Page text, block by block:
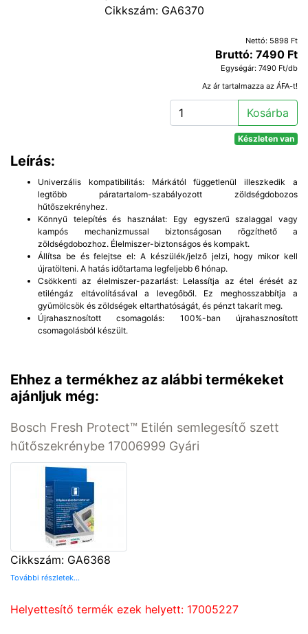
Cikkszám: GA6370
Nettó: 5898 Ft
Bruttó: 7490 Ft
Egységár: 7490 Ft/db
Az ár tartalmazza az ÁFA-t!
Kosárba
Készleten van
Leírás:
Univerzális kompatibilitás: Márkától függetlenül illeszkedik a
legtöbb páratartalom-szabályozott zöldségdobozos
hűtőszekrényhez.
Könnyű telepítés és használat: Egy egyszerű szalaggal vagy
kampós mechanizmussal biztonságosan rögzíthető a
zöldségdobozhoz. Élelmiszer-biztonságos és kompakt.
Állítsa be és felejtse el: A készülék/jelző jelzi, hogy mikor kell
újratölteni. A hatás időtartama legfeljebb 6 hónap.
Csökkenti az élelmiszer-pazarlást: Lelassítja az étel érését az
etiléngáz eltávolításával a levegőből. Ez meghosszabbítja a
gyümölcsök és zöldségek eltarthatóságát, és pénzt takarít meg.
Újrahasznosított csomagolás: 100%-ban újrahasznosított
csomagolásból készült.
Ehhez a termékhez az alábbi termékeket
ajánljuk még:
Bosch Fresh Protect™ Etilén semlegesítő szett
hűtőszekrénybe 17006999 Gyári
Cikkszám: GA6368
További részletek...
Helyettesítő termék ezek helyett: 17005227